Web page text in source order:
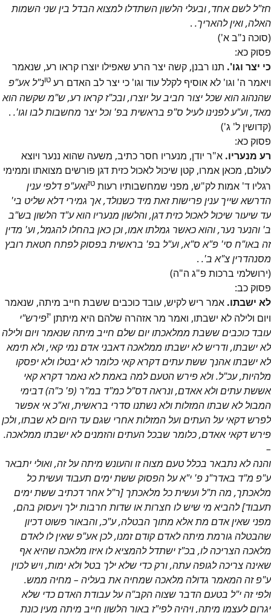
חז"ל לשם אחד, ובעלי הלשון השתדלו למצוא הבדל בין שני השמות
האלה, ואין להאריך. .
(סוכה נ"ב א')
פסוק כא:
כי יצר וגו'. תנו רבנן, קשה יצר הרע שאפילו יוצרו קראו רע, שנאמר
ויאמר ה' וגו' לא אוסיף לקלל עוד וגו' כי יצר לב האדם רע טונ"ל אע"פ
שהנהוג הוא שכל יצור חביב על יוצרו, ובכ"ז קראו רע, ש"מ שקשה הוא
מאד, וע"ע לפנינו לעיל ס"פ בראשית בפ' וכל יצר מחשבות לבו וגו'. .
(קדושין ל' ג')
פסוק כא:
רע מנעריו. א"ר יודן, מנעריו חסר כתיב, משעה שהוא ננער ויוצא
לעולם, מכאן אמרו, קטן שיכול לאכול כזית דגן פורשים מצואתו וממימי
רגליו ד' אמות לק"ש, מפני שמחשבותיו רעות טזואע"פ דלפי ענין
הדרשא שייך ענין פרישות זאת מיד כשנולד, אך גמירי דלא שליט בי'
עד שיעור שיכול לאכול כזית דגן, והלשון מנעריו הוא ע"ד הלשון בש"ב
ב' והנער נער, והוא כאשר גמלתו אמו, וכן כאן בהחלו להגמל, וע' מדין
זה באו"ח סי' פ"א ס"א, וע"ל בפ' בראשית בפסוק לפתח חטאת רובץ
מסנהדרין צ"א ב'. .
(ירושלמי ברכות פ"ג ה"ה)
פסוק כב:
לא ישבתו. אמר ריש לקיש, עובד כוכבים ששבת חייב מיתה, שנאמר
ויום ולילה לא ישבתו, ואמר מר אזהרה שלהם היא מיתתן יזפירש"י
עובד כוכבים ששבת ממלאכתו יום שלם חייב מיתה שנאמר ויום ולילה
לא ישבתו, ודריש לא ישבתו ממלאכה דאבני אדם נמי קאי, ולא תימא
לא ישבתו אהנך ששת עתים דקרא קאי כלומר לא יבטלו ולא יפסקו
מלהיות, עכ"ל. ולא פירש הטעם למה באמת לא נאמר דקרא קאי
אששת עתים ולא אאדם, ונראה דס"ל כמ"ד במ"ר (פ' כ"ה) דבימי
המבול לא שבתו המזלות ולא נשתנו סדרי בראשית, וא"כ אי אפשר
לפרש דקאי על העתים ועל המזלות אחרי שגם עד היום לא שבתו, ולכן
פירש דקאי אאדם, כלומר שבכל העתים והזמנים לא ישבתו ממלאכה.
–
והנה לא נתבאר בכלל טעם מצוה זו והעונש מיתה על זה, ואולי יתבאר
ע"פ מ"ד באדר"נ פ' י"א על הפסוק ששת ימים תעבוד ועשית כל
מלאכתך, מה ת"ל ועשית כל מלאכתך [ר"ל אחר דכתיב ששת ימים
תעבוד] להביא מי שיש לו חצרות או שדות חרבות ילך ויעסוק בהם,
מפני שאין אדם מת אלא מתוך הבטלה, ע"כ, והבאור פשוט דכיון
שהבטלה גורמת מיתה לאדם קודם זמנו, לכן אע"פ שאין לו לאדם
מלאכה הצריכה לו, בכ"ז ישתדל להמציא לו איזו מלאכה שהיא אף
שאינה צריכה לגופה עתה, ורק כדי שלא ילך בטל ולא ימות, ויש לכוין
ע"פ זה המאמר גדולה מלאכה שמחיה את בעליה – מחיה ממש.
ולפי זה י"ל בטעם הדבר שצוה הקב"ה על עבודת האדם כדי שלא
יגרום לעצמו מיתה, ויהיה לפי"ז באור הלשון חייב מיתה מעין כונת